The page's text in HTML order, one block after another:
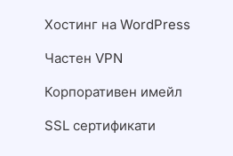
Хостинг на WordPress
Частен VPN
Корпоративен имейл
SSL сертификати